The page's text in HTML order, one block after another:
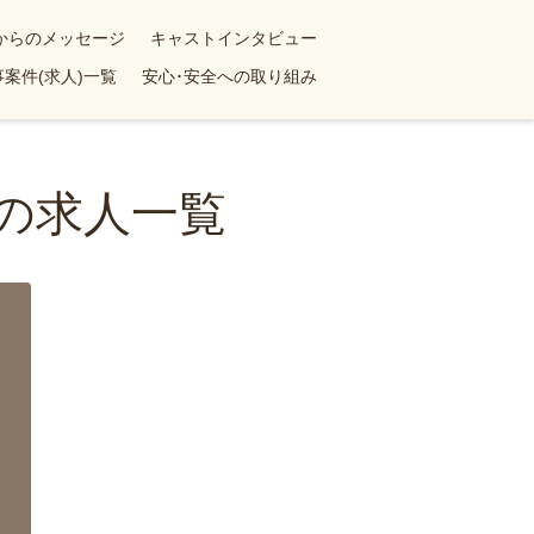
らのメッセージ
キャストインタビュー
案件(求人)一覧 安心･安全への取り組み
求人一覧